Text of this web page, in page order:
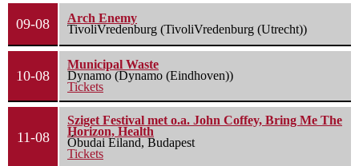
09-08
Arch Enemy
TivoliVredenburg (TivoliVredenburg (Utrecht))
10-08
Municipal Waste
Dynamo (Dynamo (Eindhoven))
Tickets
11-08
Sziget Festival met o.a. John Coffey, Bring Me The
Horizon, Health
Óbudai Eiland, Budapest
Tickets